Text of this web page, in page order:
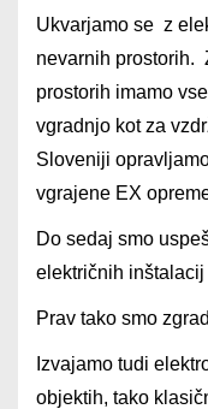
Ukvarjamo se z
nevarnih prostorih.
prostorih imamo
vgradnjo kot za
Sloveniji
vgrajene EX
Do sedaj smo
električnih
Prav tako smo
Izvajamo tudi
objektih, tako